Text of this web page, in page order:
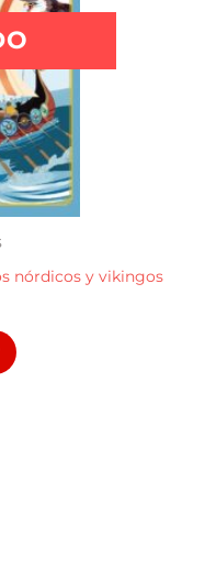
nórdicos y vikingos